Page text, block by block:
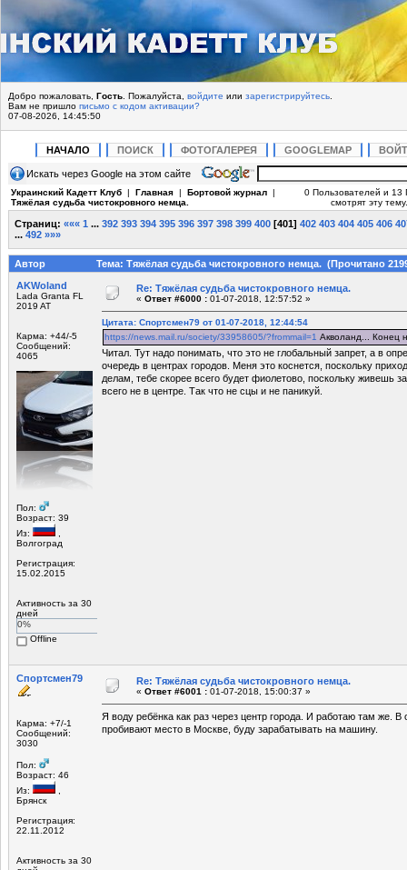
Добро пожаловать, Гость . Пожалуйста, войдите или зарегистрируйтесь
Вам не пришло письмо с кодом активации?
07-08-2026, 14:45:50
НАЧАЛО ПОИСК ФОТОГАЛЕРЕЯ GOOGLEMAP
Искать через Google на этом сайте
Украинский Кадетт Клуб | Главная | Бортовой журнал |
Тяжёлая судьба чистокровного немца.
0 Пользователей и 13
смотрят эту тему.
Страниц: ««« 1 ... 392 393 394 395 396 397 398 399 400 [401] 402 403 404 405 406
... 492 »»»
Автор
Тема: Тяжёлая судьба чистокровного немца. (Прочитано
AKWoland
Lada Granta FL
2019 AT
Карма: +44/-5
Сообщений:
4065
Пол:
Возраст: 39
Из:
Волгоград
Регистрация:
15.02.2015
Активность за 30
дней
0%
Offline
Re: Тяжёлая судьба чистокровного немца.
« Ответ #6000 : 01-07-2018, 12:57:52 »
Цитата: Спортсмен79 от 01-07-2018, 12:44:54
https://news.mail.ru/society/33958605/?frommail=1 Акволанд... Конец
Читал. Тут надо понимать, что это не глобальный запрет, а в
очередь в центрах городов. Меня это коснется, поскольку
делам, тебе скорее всего будет фиолетово, поскольку живешь
всего не в центре. Так что не сцы и не паникуй.
Спортсмен79
Карма: +7/-1
Сообщений:
3030
Пол:
Возраст: 46
Из:
Брянск
Регистрация:
22.11.2012
Активность за 30
Re: Тяжёлая судьба чистокровного немца.
« Ответ #6001 : 01-07-2018, 15:00:37 »
Я воду ребёнка как раз через центр города. И работаю там же.
пробивают место в Москве, буду зарабатывать на машину.